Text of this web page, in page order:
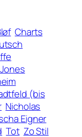
Charts
(bis
Nicholas
Eigner
Tot Zo Stil